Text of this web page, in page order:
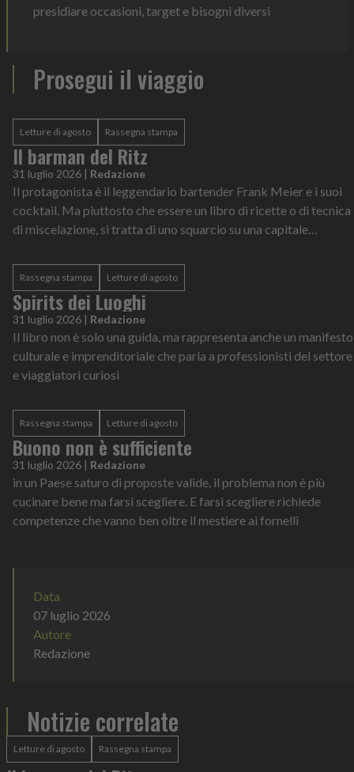
presidiare occasioni, target e bisogni diversi
Prosegui il viaggio
Letture di agosto Rassegna stampa
Il barman del Ritz
31 luglio 2026 | Redazione
Il protagonista è il leggendario bartender Frank Meier e i suoi
cocktail. Ma piuttosto che essere un libro di ricette o di tecnica
di miscelazione, si tratta di uno squarcio su una capitale
Rassegna stampa Letture di agosto
Spirits dei Luoghi
31 luglio 2026 | Redazione
Il libro non è solo una guida, ma rappresenta anche un manifesto
culturale e imprenditoriale che parla a professionisti del settore
e viaggiatori curiosi
Rassegna stampa Letture di agosto
Buono non è sufficiente
31 luglio 2026 | Redazione
in un Paese saturo di proposte valide, il problema non è più
cucinare bene ma farsi scegliere. E farsi scegliere richiede
competenze che vanno ben oltre il mestiere ai fornelli
Data
07 luglio 2026
Autore
Redazione
Notizie correlate
Letture di agosto Rassegna stampa